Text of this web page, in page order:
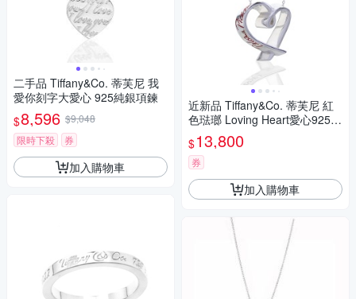
二手品 Tiffany&Co. 蒂芙尼 我
愛你刻字大愛心 925純銀項鍊
$8,596 $9,048
限時下殺
券
加入購物車
近新品 Tiffany&Co. 蒂芙尼 紅
色琺瑯 Loving Heart愛心925純
銀項鍊(超大款)
$13,800
券
加入購物車